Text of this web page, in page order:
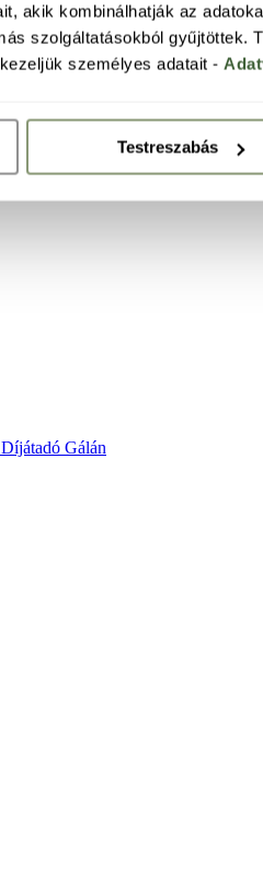
akik kombinálhatják az
szolgáltatásokból gyűjtöttek.
személyes adatait -
Testreszabás
Gálán